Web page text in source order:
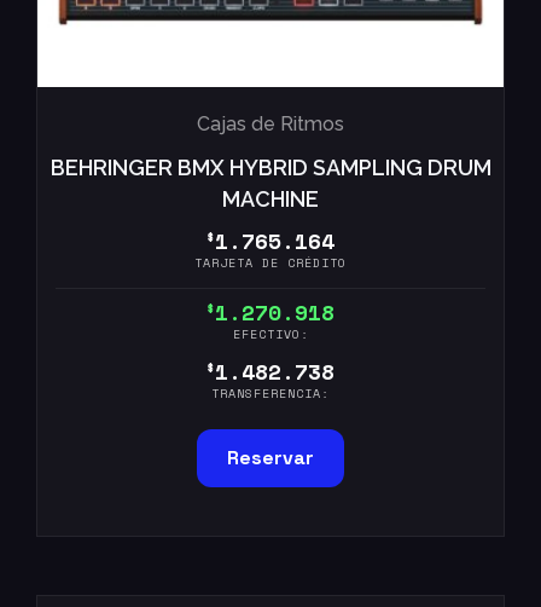
Cajas de Ritmos
BEHRINGER BMX HYBRID SAMPLING DRUM
MACHINE
$1.765.164
TARJETA DE CRÉDITO
$1.270.918
EFECTIVO:
$1.482.738
TRANSFERENCIA:
Reservar